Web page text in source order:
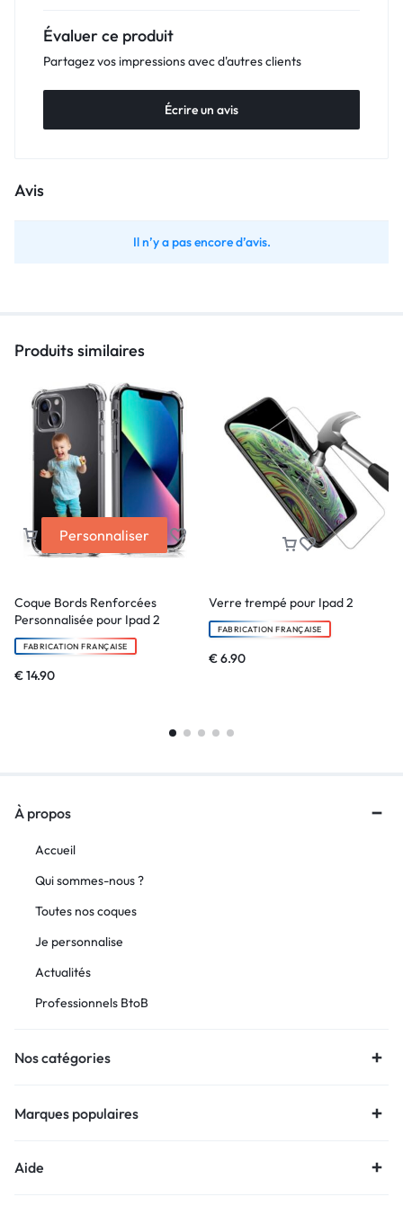
Évaluer ce produit
Partagez vos impressions avec d'autres clients
Écrire un avis
Avis
Il n’y a pas encore d’avis.
Produits similaires
Personnaliser
Coque Bords Renforcées
Personnalisée pour Ipad 2
FABRICATION FRANÇAISE
€14.90
Verre trempé pour Ipad 2
FABRICATION FRANÇAISE
€6.90
À propos
Accueil
Qui sommes-nous ?
Toutes nos coques
Je personnalise
Actualités
Professionnels BtoB
Nos catégories
Marques populaires
Aide